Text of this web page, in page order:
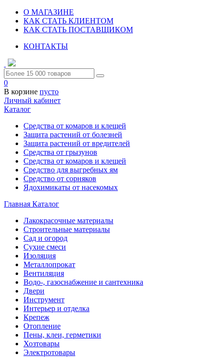
О МАГАЗИНЕ
КАК СТАТЬ КЛИЕНТОМ
КАК СТАТЬ ПОСТАВЩИКОМ
КОНТАКТЫ
0
В корзине пусто
Личный кабинет
Каталог
Средства от комаров и клещей
Защита растений от болезней
Защита растений от вредителей
Средства от грызунов
Средства от комаров и клещей
Средство для выгребных ям
Средство от сорняков
Ядохимикаты от насекомых
Главная Каталог
Лакокрасочные материалы
Строительные материалы
Сад и огород
Сухие смеси
Изоляция
Металлопрокат
Вентиляция
Водо-, газоснабжение и сантехника
Двери
Инструмент
Интерьер и отделка
Крепеж
Отопление
Пены, клеи, герметики
Хозтовары
Электротовары